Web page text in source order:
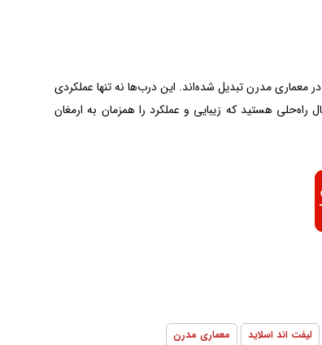
معماری مدرن تبدیل شده‌اند. این درب‌ها نه تنها عملکردی
هستید که زیبایی و عملکرد را همزمان به ارمغان
لیفت اند اسلاید معماری مدرن